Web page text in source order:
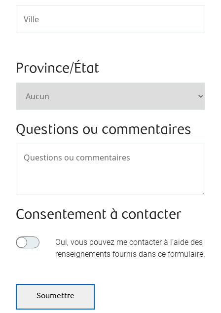
Province/État
Questions ou commentaires
Consentement à contacter
Oui, vous pouvez me contacter à l’aide des
renseignements fournis dans ce formulaire.